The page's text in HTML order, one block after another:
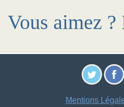
Vous aimez ?
Mentions